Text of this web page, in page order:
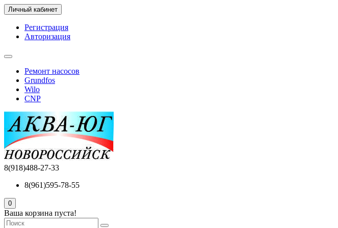
Личный кабинет
Регистрация
Авторизация
Ремонт насосов
Grundfos
Wilo
CNP
8(918)488-27-33
8(961)595-78-55
0
Ваша корзина пуста!